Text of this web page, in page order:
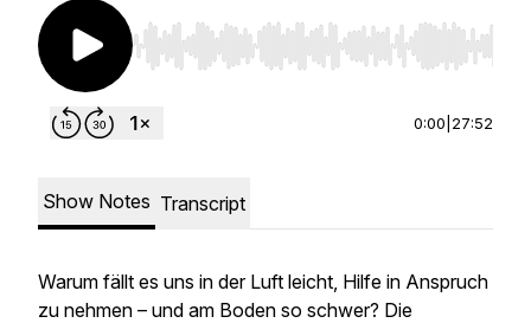
Use Left/Right to seek, Home/End to jump to
0:00 27:52
Show Notes Transcript
Warum fällt es uns in der Luft leicht, Hilfe in Anspruch
zu nehmen – und am Boden so schwer? Die